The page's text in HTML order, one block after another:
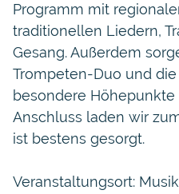
Programm mit
traditionellen Liedern,
Gesang. Außerdem
Trompeten-Duo und
besondere Höhepunkte
Anschluss laden wir
ist bestens gesorgt.
Veranstaltungsort: